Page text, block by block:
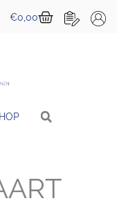
€0,00